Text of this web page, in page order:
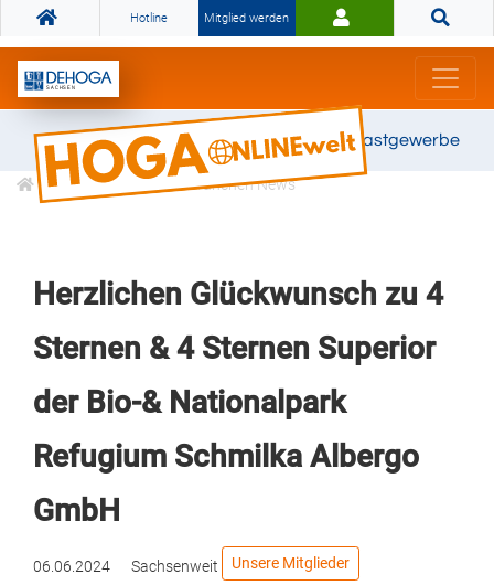
Hotline Mitglied werden
Gemeinsam stark für das Gastgewerbe
Informationen Branchen News
Herzlichen Glückwunsch zu 4
Sternen & 4 Sternen Superior
der Bio-& Nationalpark
Refugium Schmilka Albergo
GmbH
06.06.2024 Sachsenweit Unsere Mitglieder